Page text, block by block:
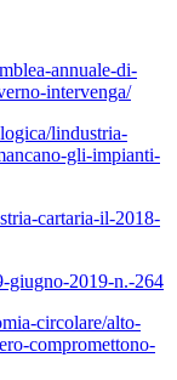
annuale-di-
intervenga/
lindustria-
gli-impianti-
cartaria-il-2018-
giugno-2019-n.-264
circolare/alto-
compromettono-